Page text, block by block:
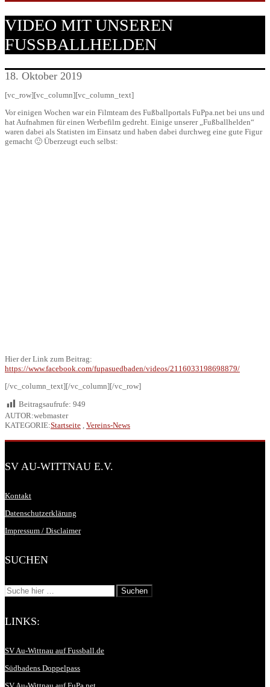
VIDEO MIT UNSEREN
FUSSBALLHELDEN
18. Oktober 2019
[vc_row][vc_column][vc_column_text]
Vor einigen Wochen war ein Filmteam des Fußballportals FuPpa.net bei uns und
hat Aufnahmen für einen Werbefilm gedreht. Einige unserer „Fußballhelden“
waren dabei als Statisten im Einsatz und haben dabei durchweg eine gute Figur
gemacht 🙂 Überzeugt euch selbst:
Hier der Link zum Beitrag:
https://www.facebook.com/fupasuedbaden/videos/2116033198698879/
[/vc_column_text][/vc_column][/vc_row]
Beitragsaufrufe: 949
AUTOR:webmaster
KATEGORIE:Startseite , Vereins-News
SV AU-WITTNAU E.V.
Kontakt
Datenschutzerklärung
Impressum / Disclaimer
SUCHEN
LINKS:
SV Au-Wittnau auf Fussball.de
Südbadens Doppelpass